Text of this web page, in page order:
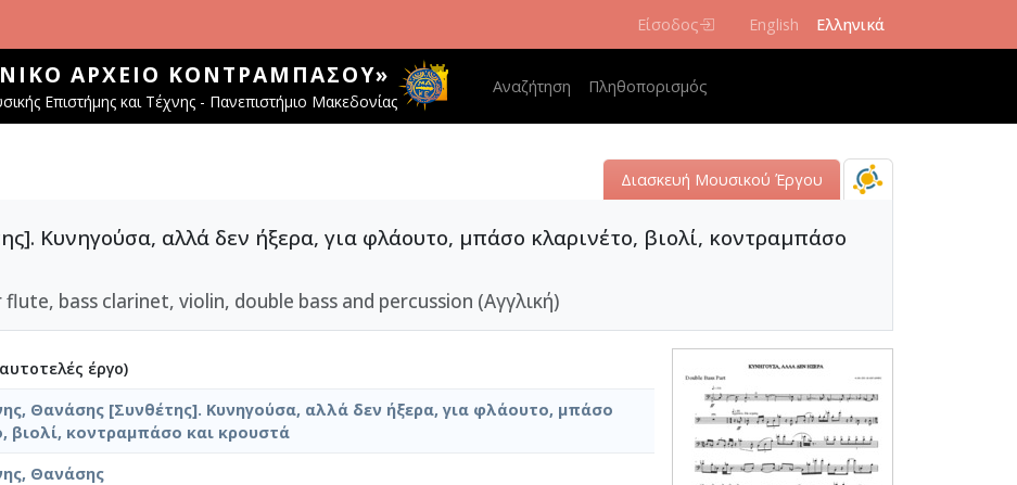
Είσοδος English Ελληνικά
ΑΡΧΕΊΟ ΚΟΝΤΡΑΜΠΆΣΟΥ»
Επιστήμης και Τέχνης - Πανεπιστήμιο Μακεδονίας
Main navigation
Αναζήτηση Πληθοπορισμός
Διασκευή Μουσικού Έργου
Κυνηγούσα, αλλά δεν ήξερα, για φλάουτο, μπάσο κλαρινέτο, βιολί, κοντραμπάσο
bass clarinet, violin, double bass and percussion (Αγγλική)
έργο)
Θανάσης [Συνθέτης]. Κυνηγούσα, αλλά δεν ήξερα, για φλάουτο, μπάσο
βιολί, κοντραμπάσο και κρουστά
Θανάσης